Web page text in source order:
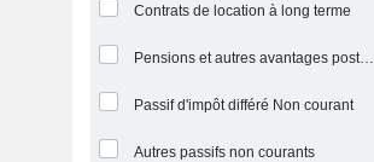
Contrats de location à long terme
Pensions et autres avantages postérieurs à l'emploi
Passif d'impôt différé Non courant
Autres passifs non courants